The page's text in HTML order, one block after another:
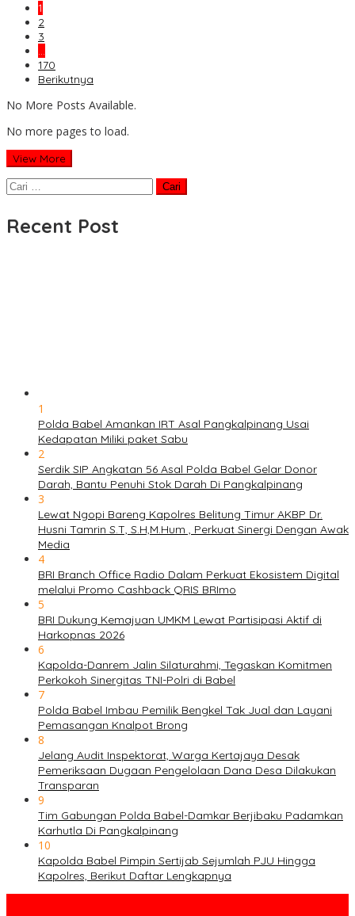
1
2
3
…
170
Berikutnya
No More Posts Available.
No more pages to load.
View More
Cari
untuk:
Recent Post
1
Polda Babel Amankan IRT Asal Pangkalpinang Usai
Kedapatan Miliki paket Sabu
2
Serdik SIP Angkatan 56 Asal Polda Babel Gelar Donor
Darah, Bantu Penuhi Stok Darah Di Pangkalpinang
3
Lewat Ngopi Bareng Kapolres Belitung Timur AKBP Dr.
Husni Tamrin S.T, S.H,M.Hum , Perkuat Sinergi Dengan Awak
Media
4
BRI Branch Office Radio Dalam Perkuat Ekosistem Digital
melalui Promo Cashback QRIS BRImo
5
BRI Dukung Kemajuan UMKM Lewat Partisipasi Aktif di
Harkopnas 2026
6
Kapolda-Danrem Jalin Silaturahmi, Tegaskan Komitmen
Perkokoh Sinergitas TNI-Polri di Babel
7
Polda Babel Imbau Pemilik Bengkel Tak Jual dan Layani
Pemasangan Knalpot Brong
8
Jelang Audit Inspektorat, Warga Kertajaya Desak
Pemeriksaan Dugaan Pengelolaan Dana Desa Dilakukan
Transparan
9
Tim Gabungan Polda Babel-Damkar Berjibaku Padamkan
Karhutla Di Pangkalpinang
10
Kapolda Babel Pimpin Sertijab Sejumlah PJU Hingga
Kapolres, Berikut Daftar Lengkapnya